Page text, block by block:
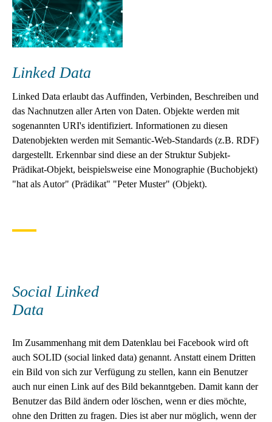
Linked Data
Linked Data erlaubt das Auffinden, Verbinden, Beschreiben und
das Nachnutzen aller Arten von Daten. Objekte werden mit
sogenannten URI's identifiziert. Informationen zu diesen
Datenobjekten werden mit Semantic-Web-Standards (z.B. RDF)
dargestellt. Erkennbar sind diese an der Struktur Subjekt-
Prädikat-Objekt, beispielsweise eine Monographie (Buchobjekt)
"hat als Autor" (Prädikat" "Peter Muster" (Objekt).
Social Linked
Data
Im Zusammenhang mit dem Datenklau bei Facebook wird oft
auch SOLID (social linked data) genannt. Anstatt einem Dritten
ein Bild von sich zur Verfügung zu stellen, kann ein Benutzer
auch nur einen Link auf des Bild bekanntgeben. Damit kann der
Benutzer das Bild ändern oder löschen, wenn er dies möchte,
ohne den Dritten zu fragen. Dies ist aber nur möglich, wenn der